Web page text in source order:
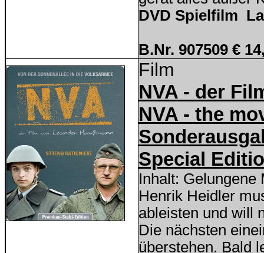
DVD Spielfilm
B.Nr. 907509 €
Film
NVA - der
NVA - the
Special
Inhalt: Gelungene
Henrik Heidler
ableisten und will
Die nächsten
überstehen. Bald